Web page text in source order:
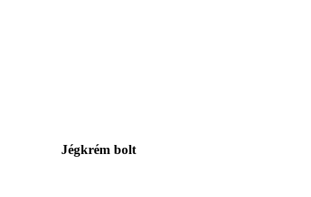
Jégkrém bolt